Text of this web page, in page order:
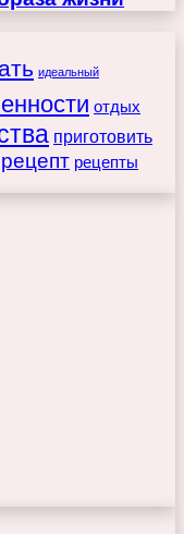
идеальный
отдых
приготовить
рецепт рецепты